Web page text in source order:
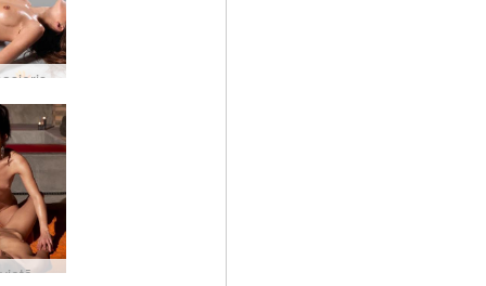
Atlaide sievietēm no 21. līdz 30. oktobrim - Ļaujiet Dievietei atklāties